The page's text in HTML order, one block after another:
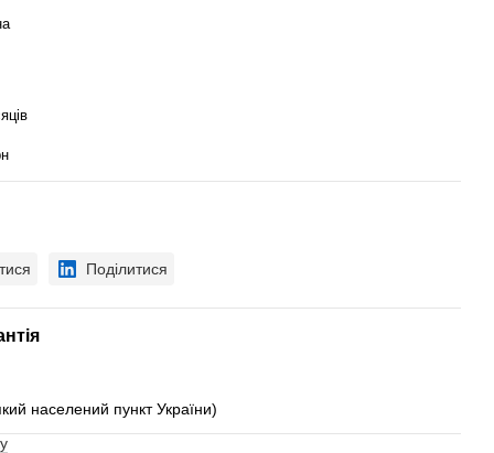
Поділитися
населений пункт України)